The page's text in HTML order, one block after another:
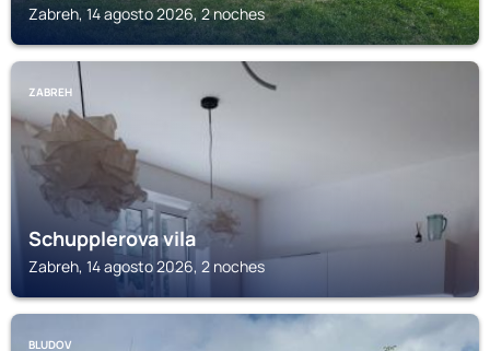
Zabreh, 14 agosto 2026, 2 noches
ZABREH
Schupplerova vila
Zabreh, 14 agosto 2026, 2 noches
BLUDOV